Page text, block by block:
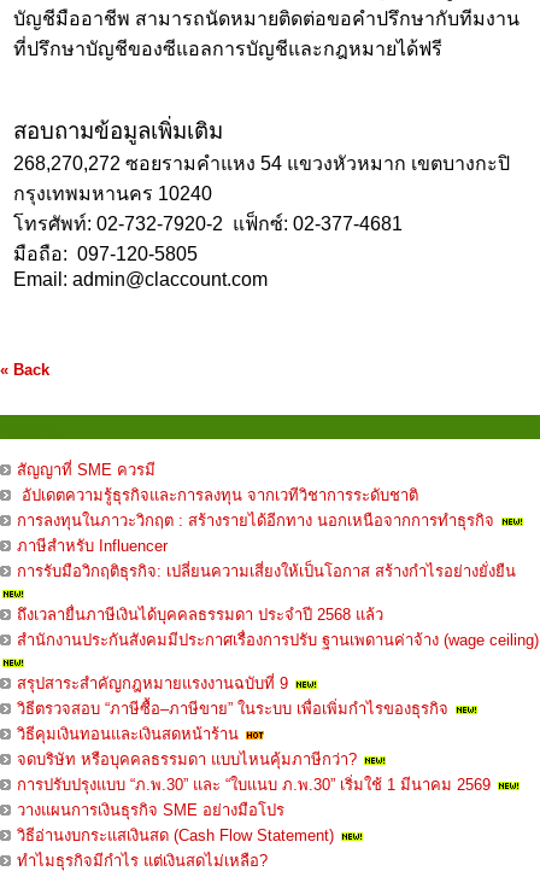
บัญชีมืออาชีพ สามารถนัดหมายติดต่อขอคำปรึกษากับทีมงาน
ที่ปรึกษาบัญชีของซีแอลการบัญชีและกฎหมายได้ฟรี
สอบถามข้อมูลเพิ่มเติม
268,270,272 ซอยรามคำแหง 54 แขวงหัวหมาก เขตบางกะปิ
กรุงเทพมหานคร 10240
โทรศัพท์:02-732-7920-2 แฟ็กซ์: 02-377-4681
มือถือ:097-120-5805
Email:admin@claccount.com
« Back
สัญญาที่ SME ควรมี
อัปเดตความรู้ธุรกิจและการลงทุน จากเวทีวิชาการระดับชาติ
การลงทุนในภาวะวิกฤต : สร้างรายได้อีกทาง นอกเหนือจากการทำธุรกิจ
ภาษีสำหรับ Influencer
การรับมือวิกฤติธุรกิจ: เปลี่ยนความเสี่ยงให้เป็นโอกาส สร้างกำไรอย่างยั่งยืน
ถึงเวลายื่นภาษีเงินได้บุคคลธรรมดา ประจำปี 2568 แล้ว
สำนักงานประกันสังคมมีประกาศเรื่องการปรับ ฐานเพดานค่าจ้าง (wage ceiling)
สรุปสาระสำคัญกฎหมายแรงงานฉบับที่ 9
วิธีตรวจสอบ “ภาษีซื้อ–ภาษีขาย” ในระบบ เพื่อเพิ่มกำไรของธุรกิจ
วิธีคุมเงินทอนและเงินสดหน้าร้าน
จดบริษัท หรือบุคคลธรรมดา แบบไหนคุ้มภาษีกว่า?
การปรับปรุงแบบ “ภ.พ.30” และ “ใบแนบ ภ.พ.30” เริ่มใช้ 1 มีนาคม 2569
วางแผนการเงินธุรกิจ SME อย่างมือโปร
วิธีอ่านงบกระแสเงินสด (Cash Flow Statement)
ทำไมธุรกิจมีกำไร แต่เงินสดไม่เหลือ?